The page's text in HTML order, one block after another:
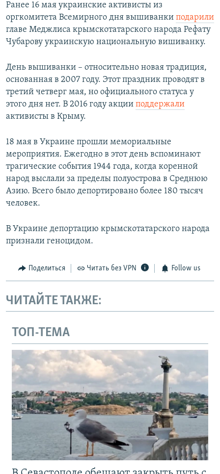
Ранее 16 мая украинские активисты из
оргкомитета Всемирного дня вышиванки подарили
главе Меджлиса крымскотатарского народа Рефату
Чубарову украинскую национальную вишиванку.
День вышиванки – относительно новая традиция,
основанная в 2007 году. Этот праздник проводят в
третий четверг мая, но официального статуса у
этого дня нет. В 2016 году акции поддержали
активисты в Крыму.
18 мая в Украине прошли мемориальные
мероприятия. Ежегодно в этот день вспоминают
трагические события 1944 года, когда коренной
народ выслали за пределы полуострова в Среднюю
Азию. Всего было депортировано более 180 тысяч
человек.
В Украине депортацию крымскотатарского народа
признали геноцидом.
Поделиться Читать без VPN Follow us
ЧИТАЙТЕ ТАКЖЕ:
ТОП-ТЕМА